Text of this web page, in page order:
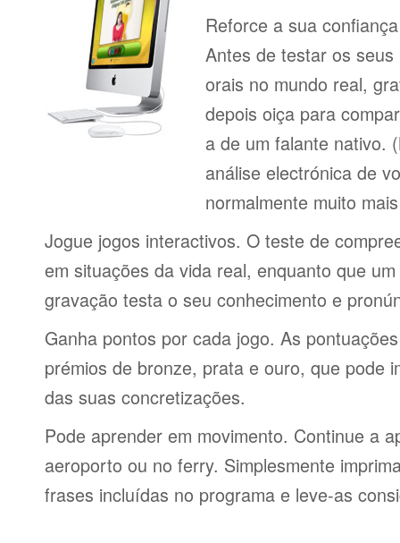
Reforce a sua
Antes de testar os
orais no mundo real,
depois oiça para
a de um falante nativo.
análise electrónica de
normalmente muito
Jogue jogos interactivos. O teste de
em situações da vida real, enquanto que
gravação testa o seu conhecimento e
Ganha pontos por cada jogo. As
prémios de bronze, prata e ouro, que pode
das suas concretizações.
Pode aprender em movimento. Continue a
aeroporto ou no ferry. Simplesmente
frases incluídas no programa e leve-as